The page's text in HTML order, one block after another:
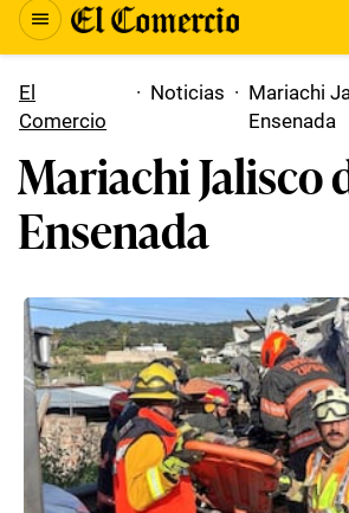
El
Comercio
· Noticias · Mariachi
Ensenada
Mariachi Jalisco
Ensenada